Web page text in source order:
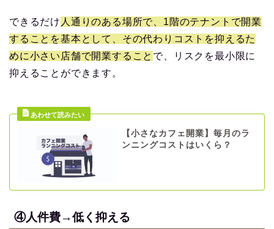
できるだけ 人通りのある場所で、1階のテナントで開業
することを基本として、その代わりコストを抑えるた
めに小さい店舗で開業すること で、リスクを最小限に
抑えることができます。
【小さなカフェ開業】毎月のラ
ンニングコストはいくら？
④人件費→低く抑える